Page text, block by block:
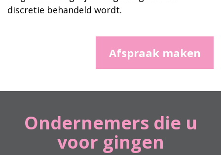
discretie behandeld wordt.
Afspraak maken
Ondernemers die u
voor gingen